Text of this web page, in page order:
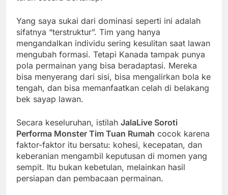
Yang saya sukai dari dominasi seperti ini adalah
sifatnya “terstruktur”. Tim yang hanya
mengandalkan individu sering kesulitan saat lawan
mengubah formasi. Tetapi Kanada tampak punya
pola permainan yang bisa beradaptasi. Mereka
bisa menyerang dari sisi, bisa mengalirkan bola ke
tengah, dan bisa memanfaatkan celah di belakang
bek sayap lawan.
Secara keseluruhan, istilah JalaLive Soroti
Performa Monster Tim Tuan Rumah cocok karena
faktor-faktor itu bersatu: kohesi, kecepatan, dan
keberanian mengambil keputusan di momen yang
sempit. Itu bukan kebetulan, melainkan hasil
persiapan dan pembacaan permainan.